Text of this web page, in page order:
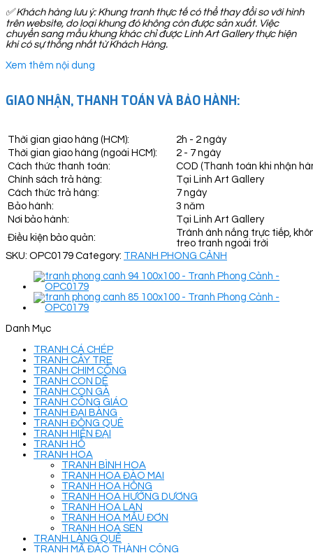
✅ Khách hàng lưu ý: Khung tranh thực tế có thể thay đổi so với hình
trên website, do loại khung đó không còn được sản xuất. Việc
chuyển sang mẫu khung khác chỉ được Linh Art Gallery thực hiện
khi có sự thống nhất từ Khách Hàng.
Xem thêm nội dung
GIAO NHẬN, THANH TOÁN VÀ BẢO HÀNH:
Thời gian giao hàng (HCM):
2h - 2 ngày
Thời gian giao hàng (ngoài HCM):
2 - 7 ngày
Cách thức thanh toán:
COD (Thanh toán khi nhận
Chính sách trả hàng:
Tại Linh Art Gallery
Cách thức trả hàng:
7 ngày
Bảo hành:
3 năm
Nơi bảo hành:
Tại Linh Art Gallery
Điều kiện bảo quản:
Tránh ánh nắng trực tiếp,
treo tranh ngoài trời
SKU: OPC0179 Category: TRANH PHONG CẢNH
Danh Mục
TRANH CÁ CHÉP
TRANH CÂY TRE
TRANH CHIM CÔNG
TRANH CON DÊ
TRANH CON GÀ
TRANH CÔNG GIÁO
TRANH ĐẠI BÀNG
TRANH ĐỒNG QUÊ
TRANH HIỆN ĐẠI
TRANH HỔ
TRANH HOA
TRANH BÌNH HOA
TRANH HOA ĐÀO MAI
TRANH HOA HỒNG
TRANH HOA HƯỚNG DƯƠNG
TRANH HOA LAN
TRANH HOA MẪU ĐƠN
TRANH HOA SEN
TRANH LÀNG QUÊ
TRANH MÃ ĐÁO THÀNH CÔNG